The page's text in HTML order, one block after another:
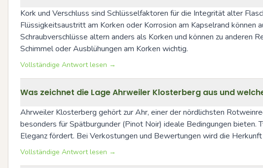
Kork und Verschluss sind Schlüsselfaktoren für die Integrität alter
Flüssigkeitsaustritt am Korken oder Korrosion am Kapselrand können
Schraubverschlüsse altern anders als Korken und können zu anderen
Schimmel oder Ausblühungen am Korken wichtig.
Vollständige Antwort lesen →
Was zeichnet die Lage Ahrweiler Klosterberg aus und
Ahrweiler Klosterberg gehört zur Ahr, einer der nördlichsten
besonders für Spätburgunder (Pinot Noir) ideale Bedingungen bieten.
Eleganz fördert. Bei Verkostungen und Bewertungen wird die
Vollständige Antwort lesen →